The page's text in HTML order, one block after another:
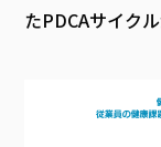
たPDCAサイク